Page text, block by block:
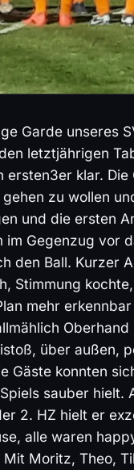
Garde unseres
letztjährigen
ersten3er klar.
zu wollen
und die ersten
im Gegenzug vor
den Ball. Kurzer
Stimmung
mehr
über außen,
Gäste konnten
sauber hielt.
2. HZ hielt er
alle waren
Moritz, Theo,